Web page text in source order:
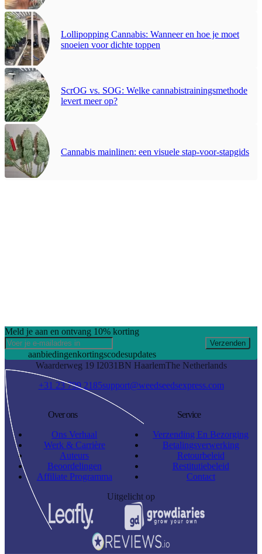
Lollipopping Cannabis: Wanneer en hoe je moet
snoeien voor dichte toppen
ScrOG vs. SOG: Welke cannabistrainingsmethode
levert meer op?
Cannabis mainlinen: een visuele stap-voor-stapgids
Meld je aan en ontvang 10% korting
Verzenden
aanbiedingenkortingscodesupdates
Waarderweg 19 I2031BN HaarlemThe Netherlands
+31 23 799 2185support@weedseedsexpress.com
Over ons
Ons Verhaal
Werk & Carrière
Auteurs
Beoordelingen
Affiliate Programma
Service
Verzending En Bezorging
Betalingsverwerking
Retourbeleid
Restitutiebeleid
Contact
Uitgelicht op